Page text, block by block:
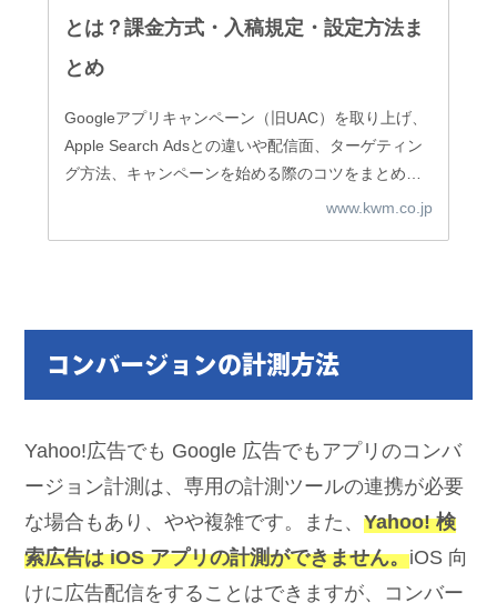
とは？課金方式・入稿規定・設定方法ま
とめ
Googleアプリキャンペーン（旧UAC）を取り上げ、
Apple Search Adsとの違いや配信面、ターゲティン
グ方法、キャンペーンを始める際のコツをまとめま
した。Googleのアプリキャンペーンを始めようとし
www.kwm.co.jp
コンバージョンの計測方法
Yahoo!広告でも Google 広告でもアプリのコンバ
ージョン計測は、専用の計測ツールの連携が必要
な場合もあり、やや複雑です。また、Yahoo! 検
索広告は iOS アプリの計測ができません。iOS 向
けに広告配信をすることはできますが、コンバー